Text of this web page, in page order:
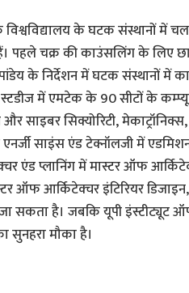
के घटक संस्थानों में
पहले चक्र की काउंसलिंग के लिए
के निर्देशन में घटक संस्थानों में
स्टडीज में एमटेक के 90 सीटों के
साइबर सिक्योरिटी,
साइंस एंड टेक्नॉलजी में
प्लानिंग में मास्टर ऑफ
ऑफ आर्किटेक्चर इंटिरियर
सकता है। जबकि यूपी इंस्टीट्यूट
सुनहरा मौका है।